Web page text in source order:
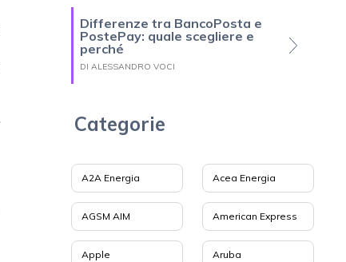
Differenze tra BancoPosta e
PostePay: quale scegliere e
perché
DI ALESSANDRO VOCI
Categorie
A2A Energia Acea Energia
AGSM AIM American Express
Apple Aruba